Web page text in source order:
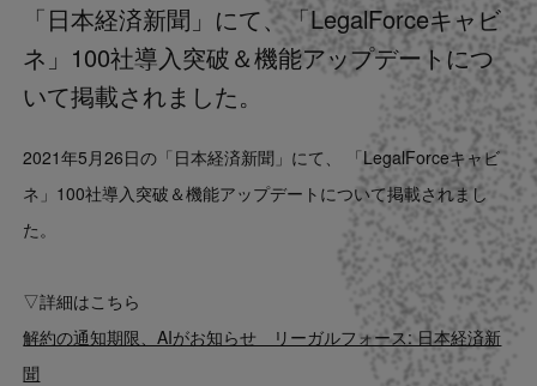
News
Recruit
LegalOn Now
Contact
US website
「日本経済新聞」にて、「LegalForceキャビ
ネ」100社導入突破＆機能アップデートにつ
いて掲載されました。
2021年5月26日の「日本経済新聞」にて、 「LegalForceキャビ
ネ」100社導入突破＆機能アップデートについて掲載されまし
た。
▽詳細はこちら
解約の通知期限、AIがお知らせ リーガルフォース: 日本経済新
聞